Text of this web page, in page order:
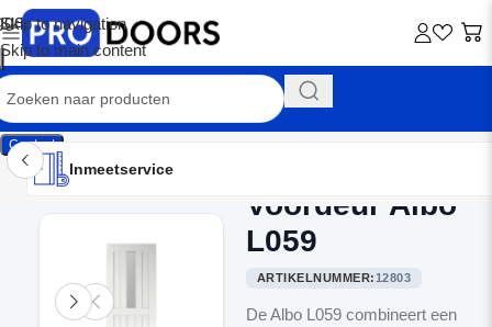
Skip to navigation
Skip to main content
Contact
Inmeetservice
Montageservice
Advies op maat
Showroom
Inmeetservice
Voordeur Albo
L059
ARTIKELNUMMER:12803
De Albo L059 combineert een